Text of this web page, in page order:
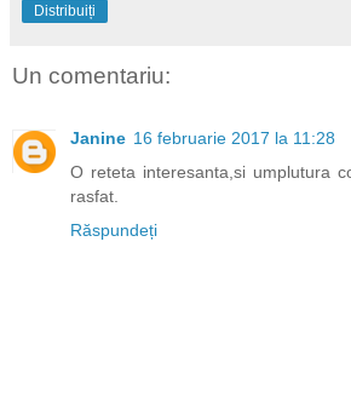
Distribuiți
Un comentariu:
Janine 16 februarie 2017 la 11:28
O reteta interesanta,si umplutura
rasfat.
Răspundeți